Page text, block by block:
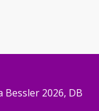
2026, DB